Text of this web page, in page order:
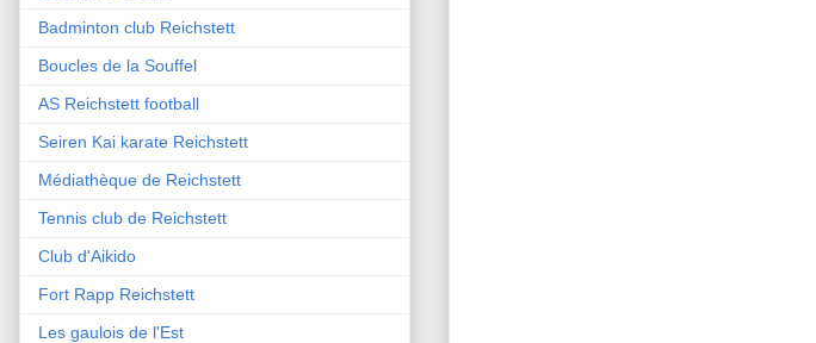
Badminton club Reichstett
Boucles de la Souffel
AS Reichstett football
Seiren Kai karate Reichstett
Médiathèque de Reichstett
Tennis club de Reichstett
Club d'Aikido
Fort Rapp Reichstett
Les gaulois de l'Est